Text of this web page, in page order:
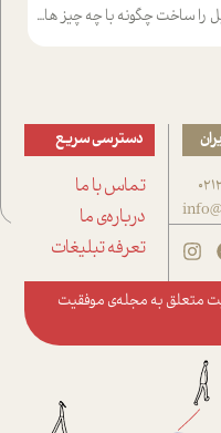
ساخت چگونه با چه چیز هایی
دسترسی سریع
تماس با ما
درباره‌ی ما
تعرفه تبلیغات
متعلق به مجله‌ی موفقیت